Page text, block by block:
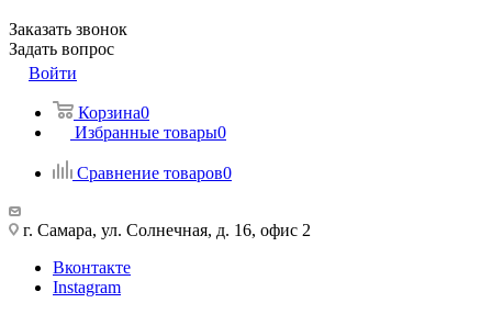
Заказать звонок
Задать вопрос
Войти
Корзина0
Избранные товары0
Сравнение товаров0
г. Самара, ул. Солнечная, д. 16, офис 2
Вконтакте
Instagram